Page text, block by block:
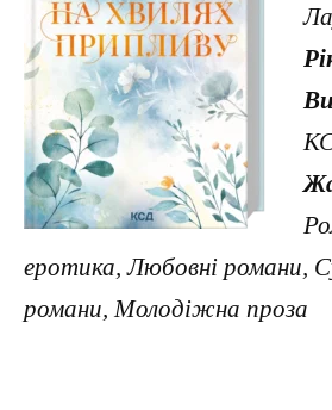
еротика, Любовні романи,
романи, Молодіжна проза